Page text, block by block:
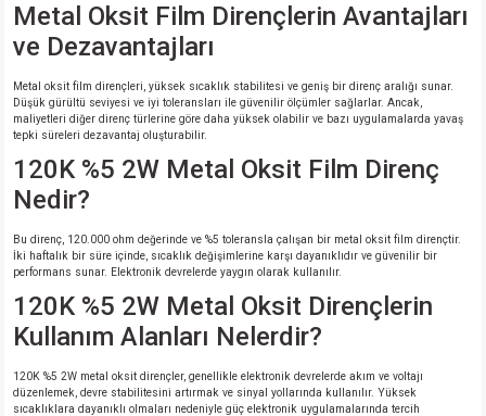
Metal Oksit Film Dirençlerin Avantajları
ve Dezavantajları
Metal oksit film dirençleri, yüksek sıcaklık stabilitesi ve geniş bir direnç aralığı sunar.
Düşük gürültü seviyesi ve iyi toleransları ile güvenilir ölçümler sağlarlar. Ancak,
maliyetleri diğer direnç türlerine göre daha yüksek olabilir ve bazı uygulamalarda yavaş
tepki süreleri dezavantaj oluşturabilir.
120K %5 2W Metal Oksit Film Direnç
Nedir?
Bu direnç, 120.000 ohm değerinde ve %5 toleransla çalışan bir metal oksit film dirençtir.
İki haftalık bir süre içinde, sıcaklık değişimlerine karşı dayanıklıdır ve güvenilir bir
performans sunar. Elektronik devrelerde yaygın olarak kullanılır.
120K %5 2W Metal Oksit Dirençlerin
Kullanım Alanları Nelerdir?
120K %5 2W metal oksit dirençler, genellikle elektronik devrelerde akım ve voltajı
düzenlemek, devre stabilitesini artırmak ve sinyal yollarında kullanılır. Yüksek
sıcaklıklara dayanıklı olmaları nedeniyle güç elektronik uygulamalarında tercih